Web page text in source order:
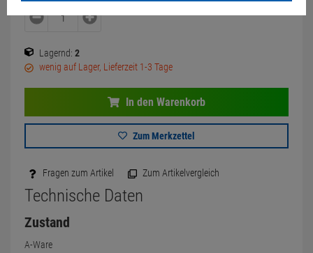
Lagernd: 2
wenig auf Lager, Lieferzeit 1-3 Tage
In den Warenkorb
Zum Merkzettel
Fragen zum Artikel Zum Artikelvergleich
Technische Daten
Zustand
A-Ware